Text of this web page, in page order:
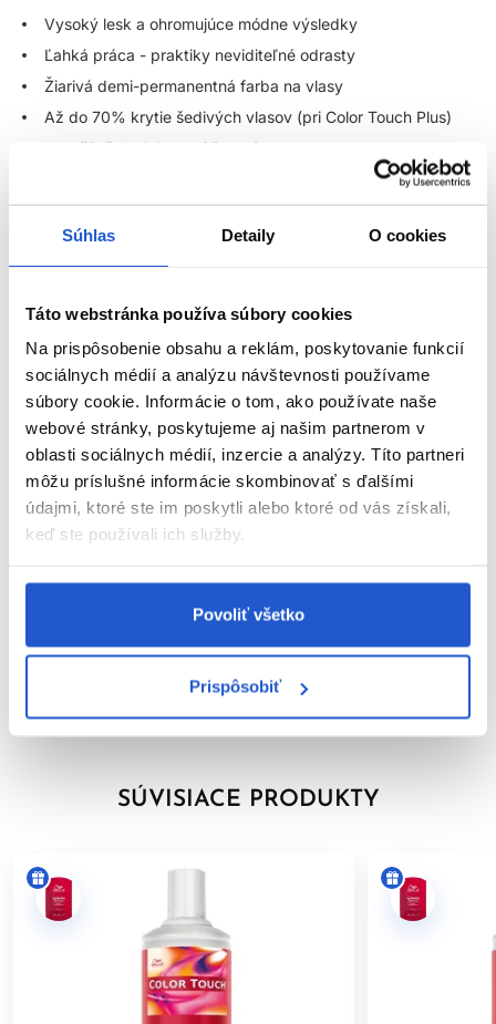
Súhlas Detaily O cookies
Táto webstránka používa súbory cookies
Na prispôsobenie obsahu a reklám, poskytovanie funkcií
sociálnych médií a analýzu návštevnosti používame
súbory cookie. Informácie o tom, ako používate naše
webové stránky, poskytujeme aj našim partnerom v
oblasti sociálnych médií, inzercie a analýzy. Títo partneri
môžu príslušné informácie skombinovať s ďalšími
údajmi, ktoré ste im poskytli alebo ktoré od vás získali,
keď ste používali ich služby.
Povoliť všetko
Prispôsobiť
Vysoký lesk a ohromujúce módne výsledky
Ľahká práca - praktiky neviditeľné odrasty
Žiarivá demi-permanentná farba na vlasy
Až do 70% krytie šedivých vlasov (pri Color Touch Plus)
Vydrží až do 24 umytí šampónov
Zrozumiteľné a univerzálne farebné portfólio - pre
nekonečné farebné možnosti
Farba bez záväzkov, flexibilná, bez amoniaku - ideálna pre
Pomer miešania 1 : 2 (1 časť farba : 2 časti Color Touch
emulzia) - okrem Instamatic
Pri Instamatic farbách použite pomer miešania 1 : 1 (1 časť
farba : 1 časti Color Touch emulzia 1,9%)
---
BEZPEČNOSTNÉ UPOZORNENIE
Farby na vlasy môžu vyvolať vážne alergické reakcie. Pred
Aby sa predišlo alergickej reakcii, musí byť orientačný test
kožnej znášanlivosti vykonaný
48 hodín pred každým použitím
. Naneste malé množstvo farby na čistú, suchú
pokožku (napr. na vnútornú stranu predlaktia) a nechajte
pôsobiť. Ak sa počas testu alebo do 48 hodín objaví
podráždenie, svrbenie, začervenanie alebo iné reakcie, výrobok
ZOBRAZIŤ VIAC
Parametre
Značka
SÚVISIACE PRODUKTY